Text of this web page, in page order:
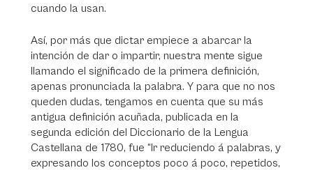
cuando la usan.
Así, por más que dictar empiece a abarcar la
intención de dar o impartir, nuestra mente sigue
llamando el significado de la primera definición,
apenas pronunciada la palabra. Y para que no nos
queden dudas, tengamos en cuenta que su más
antigua definición acuñada, publicada en la
segunda edición del Diccionario de la Lengua
Castellana de 1780, fue “Ir reduciendo á palabras, y
expresando los conceptos poco á poco, repetidos,